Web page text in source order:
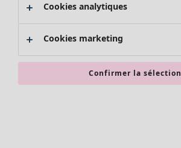
Promos SOLDES
Les promos de Gudrun Sjödén
Nouvel arrivage
Bonnes affaires en soldes - jusqu'à -70
Cookies analytiques
Cookies marketing
Confirmer la sélection